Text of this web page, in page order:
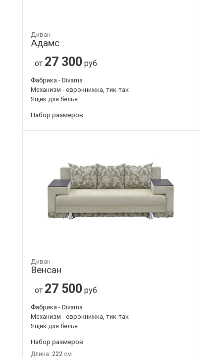
Диван
Адамс
от 27 300 руб.
Фабрика - Divama
Механизм - еврокнижка, тик-так
Ящик для белья
Набор размеров
Диван
Венсан
от 27 500 руб.
Фабрика - Divama
Механизм - еврокнижка, тик-так
Ящик для белья
Набор размеров
Длина: 222